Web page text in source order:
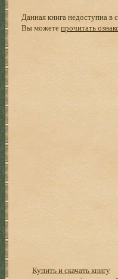
Данная книга недоступна в
Вы можетепрочитать
Купить и скачать книгу